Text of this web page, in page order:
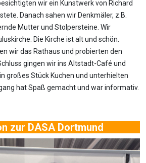
wir ein Kunstwerk von Richard
Danach sahen wir Denkmäler, z.B.
Mutter und Stolpersteine. Wir
Die Kirche ist alt und schön.
wir das Rathaus und probierten den
gingen wir ins Altstadt-Café und
großes Stück Kuchen und unterhielten
hat Spaß gemacht und war informativ.
zur DASA Dortmund